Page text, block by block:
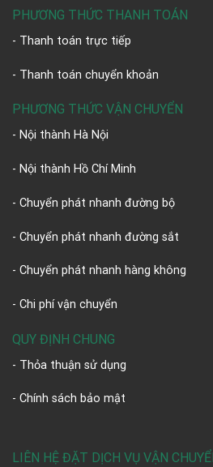
PHƯƠNG THỨC THANH TOÁN
- Thanh toán trực tiếp
- Thanh toán chuyển khoản
PHƯƠNG THỨC VẬN CHUYỂN
- Nội thành Hà Nội
- Nội thành Hồ Chí Minh
- Chuyển phát nhanh đường bộ
- Chuyển phát nhanh đường sắt
- Chuyển phát nhanh hàng không
- Chi phí vận chuyển
QUY ĐỊNH CHUNG
- Thỏa thuận sử dụng
- Chính sách bảo mật
LIÊN HỆ ĐẶT DỊCH VỤ VẬN